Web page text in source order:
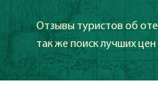
Отзывы туристов об
так же поиск лучших